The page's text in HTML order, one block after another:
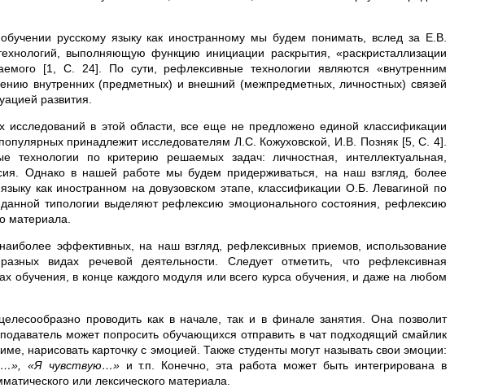
русскому языку как иностранному мы будем понимать, вслед за Е.В.
выполняющую функцию инициации раскрытия, «раскристаллизации
[1, С. 24]. По сути, рефлексивные технологии являются «внутренним
внутренних (предметных) и внешний (межпредметных, личностных) связей
развития.
в этой области, все еще не предложено единой классификации
принадлежит исследователям Л.С. Кожуховской, И.В. Позняк [5, С. 4].
технологии по критерию решаемых задач: личностная, интеллектуальная,
Однако в нашей работе мы будем придерживаться, на наш взгляд, более
как иностранном на довузовском этапе, классификации О.Б. Левагиной по
типологии выделяют рефлексию эмоционального состояния, рефлексию
материала.
эффективных, на наш взгляд, рефлексивных приемов, использование
видах речевой деятельности. Следует отметить, что рефлексивная
обучения, в конце каждого модуля или всего курса обучения, и даже на любом
проводить как в начале, так и в финале занятия. Она позволит
может попросить обучающихся отправить в чат подходящий смайлик
нарисовать карточку с эмоцией. Также студенты могут называть свои эмоции:
«Я чувствую…»и т.п. Конечно, эта работа может быть интегрирована в
или лексического материала.